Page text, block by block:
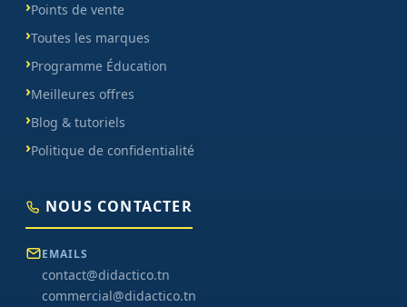
Points de vente
Toutes les marques
Programme Éducation
Meilleures offres
Blog & tutoriels
Politique de confidentialité
NOUS CONTACTER
EMAILS
contact@didactico.tn
commercial@didactico.tn